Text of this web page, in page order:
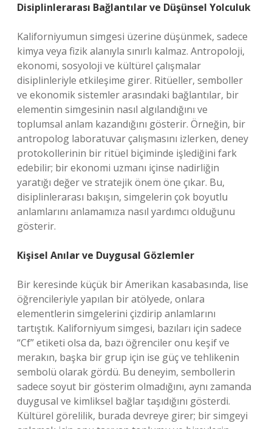
Disiplinlerarası Bağlantılar ve Düşünsel Yolculuk
Kaliforniyumun simgesi üzerine düşünmek, sadece
kimya veya fizik alanıyla sınırlı kalmaz. Antropoloji,
ekonomi, sosyoloji ve kültürel çalışmalar
disiplinleriyle etkileşime girer. Ritüeller, semboller
ve ekonomik sistemler arasındaki bağlantılar, bir
elementin simgesinin nasıl algılandığını ve
toplumsal anlam kazandığını gösterir. Örneğin, bir
antropolog laboratuvar çalışmasını izlerken, deney
protokollerinin bir ritüel biçiminde işlediğini fark
edebilir; bir ekonomi uzmanı içinse nadirliğin
yaratığı değer ve stratejik önem öne çıkar. Bu,
disiplinlerarası bakışın, simgelerin çok boyutlu
anlamlarını anlamamıza nasıl yardımcı olduğunu
gösterir.
Kişisel Anılar ve Duygusal Gözlemler
Bir keresinde küçük bir Amerikan kasabasında, lise
öğrencileriyle yapılan bir atölyede, onlara
elementlerin simgelerini çizdirip anlamlarını
tartıştık. Kaliforniyum simgesi, bazıları için sadece
“Cf” etiketi olsa da, bazı öğrenciler onu keşif ve
merakın, başka bir grup için ise güç ve tehlikenin
sembolü olarak gördü. Bu deneyim, sembollerin
sadece soyut bir gösterim olmadığını, aynı zamanda
duygusal ve kimliksel bağlar taşıdığını gösterdi.
Kültürel görelilik, burada devreye girer; bir simgeyi